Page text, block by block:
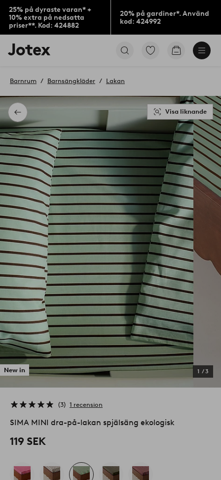
25% på dyraste varan* +
10% extra på nedsatta
priser**. Kod: 424882
20% på gardiner*. Använd
kod: 424992
Jotex
logotyp
till
Gå
Gå
Tillbaka
Barnrum Barnsängkläder Lakan
New in 1 /3
Visa liknande
3 1 recension
SIMA MINI dra-på-lakan spjälsäng ekologisk
119 SEK